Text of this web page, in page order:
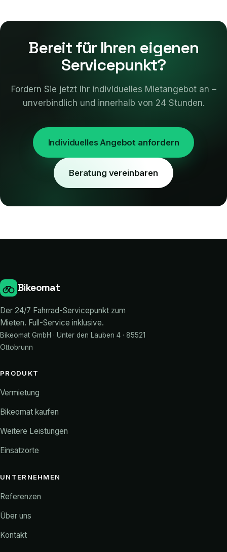
Bereit für Ihren eigenen
Servicepunkt?
Fordern Sie jetzt Ihr individuelles Mietangebot an –
unverbindlich und innerhalb von 24 Stunden.
Individuelles Angebot anfordern
Beratung vereinbaren
Bikeomat
Der 24/7 Fahrrad-Servicepunkt zum
Mieten. Full-Service inklusive.
Bikeomat GmbH · Unter den Lauben 4 · 85521
Ottobrunn
PRODUKT
Vermietung
Bikeomat kaufen
Weitere Leistungen
Einsatzorte
UNTERNEHMEN
Referenzen
Über uns
Kontakt